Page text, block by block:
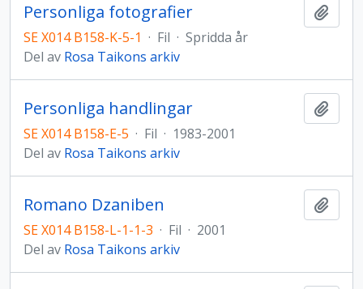
Personliga fotografier
SE X014 B158-K-5-1 · Fil · Spridda år
Del av Rosa Taikons arkiv
Personliga handlingar
SE X014 B158-E-5 · Fil · 1983-2001
Del av Rosa Taikons arkiv
Romano Dzaniben
SE X014 B158-L-1-1-3 · Fil · 2001
Del av Rosa Taikons arkiv